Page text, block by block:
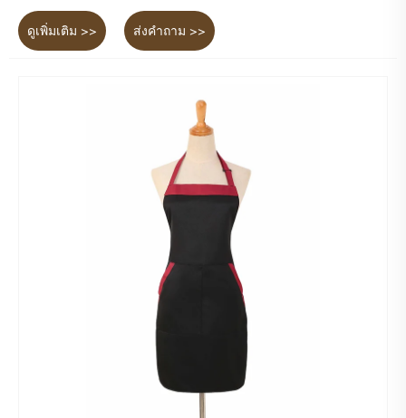
ดูเพิ่มเติม >> ส่งคำถาม >>